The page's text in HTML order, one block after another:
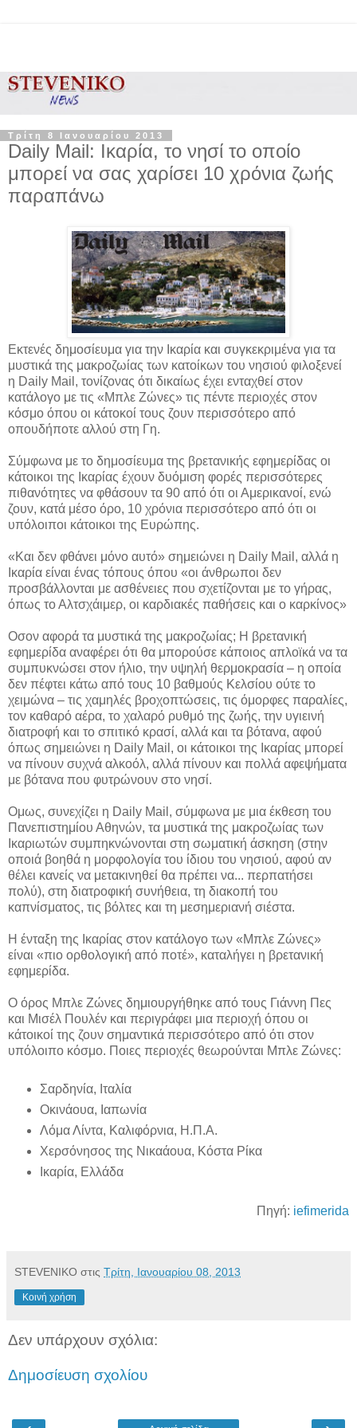
Τρίτη 8 Ιανουαρίου 2013
Daily Mail: Ικαρία, το νησί το οποίο
μπορεί να σας χαρίσει 10 χρόνια ζωής
παραπάνω
Εκτενές δημοσίευμα για την Ικαρία και συγκεκριμένα για τα
μυστικά της μακροζωίας των κατοίκων του νησιού φιλοξενεί
η Daily Mail, τονίζονας ότι δικαίως έχει ενταχθεί στον
κατάλογο με τις «Μπλε Ζώνες» τις πέντε περιοχές στον
κόσμο όπου οι κάτοκοί τους ζουν περισσότερο από
οπουδήποτε αλλού στη Γη.
Σύμφωνα με το δημοσίευμα της βρετανικής εφημερίδας οι
κάτοικοι της Ικαρίας έχουν δυόμιση φορές περισσότερες
πιθανότητες να φθάσουν τα 90 από ότι οι Αμερικανοί, ενώ
ζουν, κατά μέσο όρο, 10 χρόνια περισσότερο από ότι οι
υπόλοιποι κάτοικοι της Ευρώπης.
«Και δεν φθάνει μόνο αυτό» σημειώνει η Daily Mail, αλλά η
Ικαρία είναι ένας τόπους όπου «οι άνθρωποι δεν
προσβάλλονται με ασθένειες που σχετίζονται με το γήρας,
όπως το Αλτσχάιμερ, οι καρδιακές παθήσεις και ο καρκίνος»
Οσον αφορά τα μυστικά της μακροζωίας; Η βρετανική
εφημερίδα αναφέρει ότι θα μπορούσε κάποιος απλοϊκά να τα
συμπυκνώσει στον ήλιο, την υψηλή θερμοκρασία – η οποία
δεν πέφτει κάτω από τους 10 βαθμούς Κελσίου ούτε το
χειμώνα – τις χαμηλές βροχοπτώσεις, τις όμορφες παραλίες,
τον καθαρό αέρα, το χαλαρό ρυθμό της ζωής, την υγιεινή
διατροφή και το σπιτικό κρασί, αλλά και τα βότανα, αφού
όπως σημειώνει η Daily Mail, οι κάτοικοι της Ικαρίας μπορεί
να πίνουν συχνά αλκοόλ, αλλά πίνουν και πολλά αφεψήματα
με βότανα που φυτρώνουν στο νησί.
Ομως, συνεχίζει η Daily Mail, σύμφωνα με μια έκθεση του
Πανεπιστημίου Αθηνών, τα μυστικά της μακροζωίας των
Ικαριωτών συμπηκνώνονται στη σωματική άσκηση (στην
οποιά βοηθά η μορφολογία του ίδιου του νησιού, αφού αν
θέλει κανείς να μετακινηθεί θα πρέπει να... περπατήσει
πολύ), στη διατροφική συνήθεια, τη διακοπή του
καπνίσματος, τις βόλτες και τη μεσημεριανή σιέστα.
Η ένταξη της Ικαρίας στον κατάλογο των «Μπλε Ζώνες»
είναι «πιο ορθολογική από ποτέ», καταλήγει η βρετανική
εφημερίδα.
Ο όρος Μπλε Ζώνες δημιουργήθηκε από τους Γιάννη Πες
και Μισέλ Πουλέν και περιγράφει μια περιοχή όπου οι
κάτοικοί της ζουν σημαντικά περισσότερο από ότι στον
υπόλοιπο κόσμο. Ποιες περιοχές θεωρούνται Μπλε Ζώνες:
Σαρδηνία, Ιταλία
Oκινάουα, Ιαπωνία
Λόμα Λίντα, Καλιφόρνια, Η.Π.Α.
Χερσόνησος της Νικαάουα, Κόστα Ρίκα
Ικαρία, Ελλάδα
Πηγή: iefimerida
STEVENIKO στις Τρίτη, Ιανουαρίου 08, 2013
Κοινή χρήση
Δεν υπάρχουν σχόλια:
Δημοσίευση σχολίου